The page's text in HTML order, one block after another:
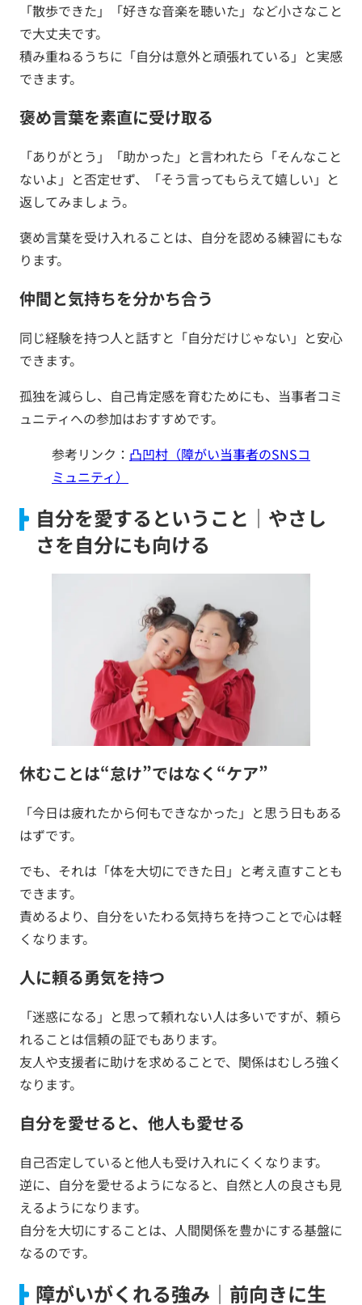
「散歩できた」「好きな音楽を聴いた」など小さなこと
で大丈夫です。
積み重ねるうちに「自分は意外と頑張れている」と実感
できます。
褒め言葉を素直に受け取る
「ありがとう」「助かった」と言われたら「そんなこと
ないよ」と否定せず、「そう言ってもらえて嬉しい」と
返してみましょう。
褒め言葉を受け入れることは、自分を認める練習にもな
ります。
仲間と気持ちを分かち合う
同じ経験を持つ人と話すと「自分だけじゃない」と安心
できます。
孤独を減らし、自己肯定感を育むためにも、当事者コミ
ュニティへの参加はおすすめです。
参考リンク： 凸凹村（障がい当事者のSNSコ
ミュニティ）
自分を愛するということ｜やさし
さを自分にも向ける
休むことは“怠け”ではなく“ケア”
「今日は疲れたから何もできなかった」と思う日もある
はずです。
でも、それは「体を大切にできた日」と考え直すことも
できます。
責めるより、自分をいたわる気持ちを持つことで心は軽
くなります。
人に頼る勇気を持つ
「迷惑になる」と思って頼れない人は多いですが、頼ら
れることは信頼の証でもあります。
友人や支援者に助けを求めることで、関係はむしろ強く
なります。
自分を愛せると、他人も愛せる
自己否定していると他人も受け入れにくくなります。
逆に、自分を愛せるようになると、自然と人の良さも見
えるようになります。
自分を大切にすることは、人間関係を豊かにする基盤に
なるのです。
障がいがくれる強み｜前向きに生